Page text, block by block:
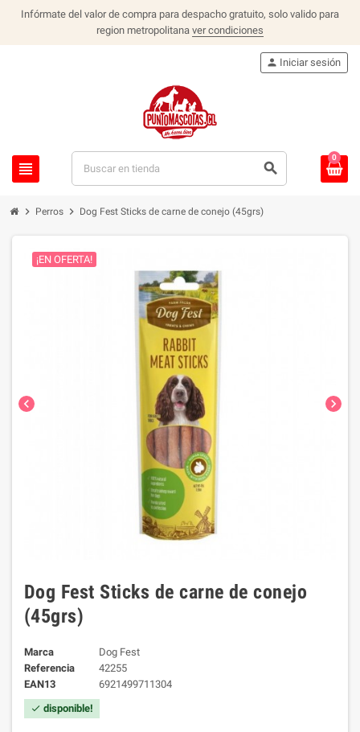
Infórmate del valor de compra para despacho gratuito, solo valido para
region metropolitana ver condiciones
view_headline search
person Iniciar sesión
0
chevron_right Perros chevron_right Dog Fest Sticks de carne de conejo (45grs)
chevron_left chevron_right
¡EN OFERTA!
Dog Fest Sticks de carne de conejo
(45grs)
Marca
Dog Fest
Referencia
42255
EAN13
6921499711304
check disponible!